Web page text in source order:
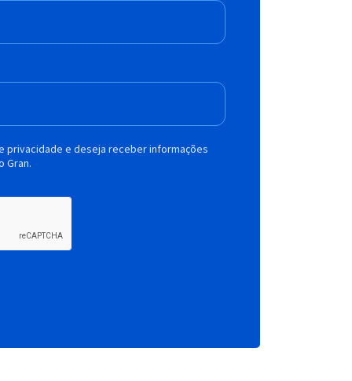
privacidade e deseja receber informações
Gran.